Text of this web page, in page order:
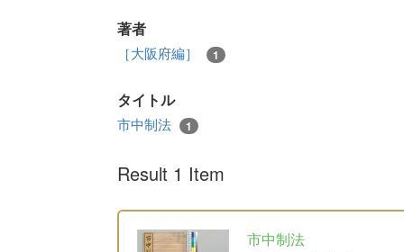
著者
［大阪府編］ 1
タイトル
市中制法 1
Result 1 Item
市中制法